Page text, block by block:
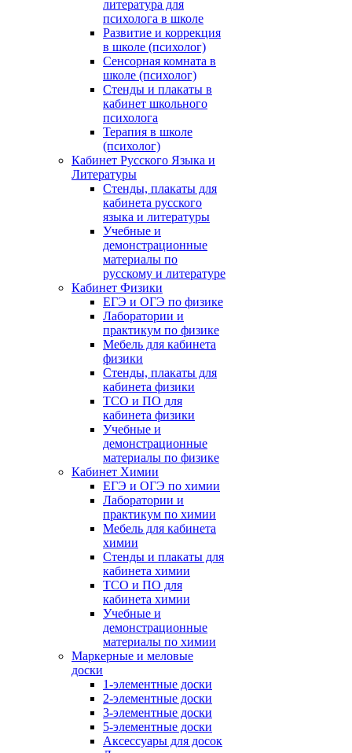
литература для
психолога в школе
Развитие и коррекция
в школе (психолог)
Сенсорная комната в
школе (психолог)
Стенды и плакаты в
кабинет школьного
психолога
Терапия в школе
(психолог)
Кабинет Русского Языка и
Литературы
Стенды, плакаты для
кабинета русского
языка и литературы
Учебные и
демонстрационные
материалы по
русскому и литературе
Кабинет Физики
ЕГЭ и ОГЭ по физике
Лаборатории и
практикум по физике
Мебель для кабинета
физики
Стенды, плакаты для
кабинета физики
ТСО и ПО для
кабинета физики
Учебные и
демонстрационные
материалы по физике
Кабинет Химии
ЕГЭ и ОГЭ по химии
Лаборатории и
практикум по химии
Мебель для кабинета
химии
Стенды и плакаты для
кабинета химии
ТСО и ПО для
кабинета химии
Учебные и
демонстрационные
материалы по химии
Маркерные и меловые
доски
1-элементные доски
2-элементные доски
3-элементные доски
5-элементные доски
Аксессуары для досок